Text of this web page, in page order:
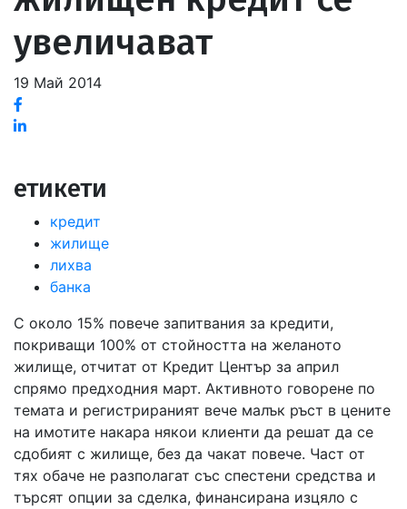
увеличават
19 Май 2014
етикети
кредит
жилище
лихва
банка
С около 15% повече запитвания за кредити,
покриващи 100% от стойността на желаното
жилище, отчитат от Кредит Център за април
спрямо предходния март. Активното говорене по
темата и регистрираният вече малък ръст в цените
на имотите накара някои клиенти да решат да се
сдобият с жилище, без да чакат повече. Част от
тях обаче не разполагат със спестени средства и
търсят опции за сделка, финансирана изцяло с